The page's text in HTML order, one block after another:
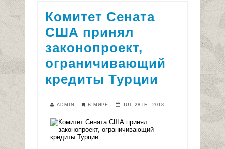
Комитет Сената
США принял
законопроект,
ограничивающий
кредиты Турции
ADMIN В МИРЕ JUL 28TH, 2018